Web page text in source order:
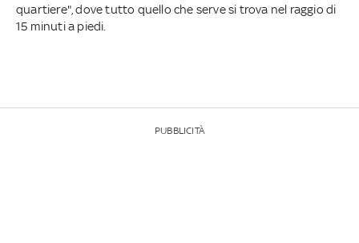
quartiere", dove tutto quello che serve si trova nel raggio di
15 minuti a piedi.
PUBBLICITÀ